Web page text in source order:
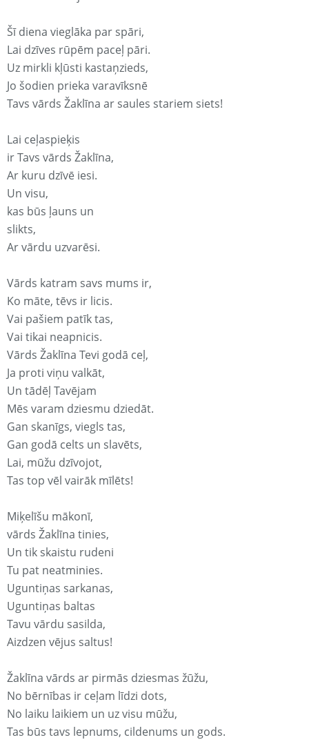
Šī diena vieglāka par spāri,
Lai dzīves rūpēm paceļ pāri.
Uz mirkli kļūsti kastaņzieds,
Jo šodien prieka varavīksnē
Tavs vārds Žaklīna ar saules stariem siets!
Lai ceļaspieķis
ir Tavs vārds Žaklīna,
Ar kuru dzīvē iesi.
Un visu,
kas būs ļauns un
slikts,
Ar vārdu uzvarēsi.
Vārds katram savs mums ir,
Ko māte, tēvs ir licis.
Vai pašiem patīk tas,
Vai tikai neapnicis.
Vārds Žaklīna Tevi godā ceļ,
Ja proti viņu valkāt,
Un tādēļ Tavējam
Mēs varam dziesmu dziedāt.
Gan skanīgs, viegls tas,
Gan godā celts un slavēts,
Lai, mūžu dzīvojot,
Tas top vēl vairāk mīlēts!
Miķelīšu mākonī,
vārds Žaklīna tinies,
Un tik skaistu rudeni
Tu pat neatminies.
Uguntiņas sarkanas,
Uguntiņas baltas
Tavu vārdu sasilda,
Aizdzen vējus saltus!
Žaklīna vārds ar pirmās dziesmas žūžu,
No bērnības ir ceļam līdzi dots,
No laiku laikiem un uz visu mūžu,
Tas būs tavs lepnums, cildenums un gods.